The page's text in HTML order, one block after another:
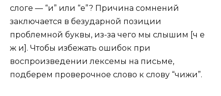
слоге — “и” или “е”? Причина сомнений
заключается в безударной позиции
проблемной буквы, из-за чего мы слышим [ч е
ж и]. Чтобы избежать ошибок при
воспроизведении лексемы на письме,
подберем проверочное слово к слову “чижи”.